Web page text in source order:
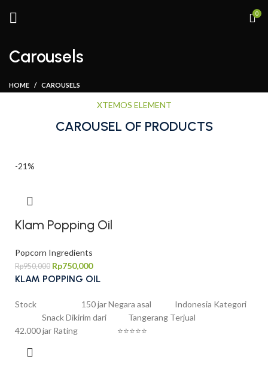
0
Carousels
HOME CAROUSELS
XTEMOS ELEMENT
CAROUSEL OF PRODUCTS
-21%
Klam Popping Oil
Popcorn Ingredients
Rp950,000 Rp750,000
KLAM POPPING OIL
Stock 150 jar Negara asal Indonesia Kategori
Snack Dikirim dari Tangerang Terjual
42.000 jar Rating ⭐⭐⭐⭐⭐